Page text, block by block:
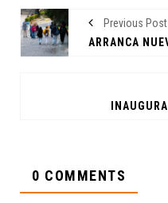
Previous Post
0 COMMENTS